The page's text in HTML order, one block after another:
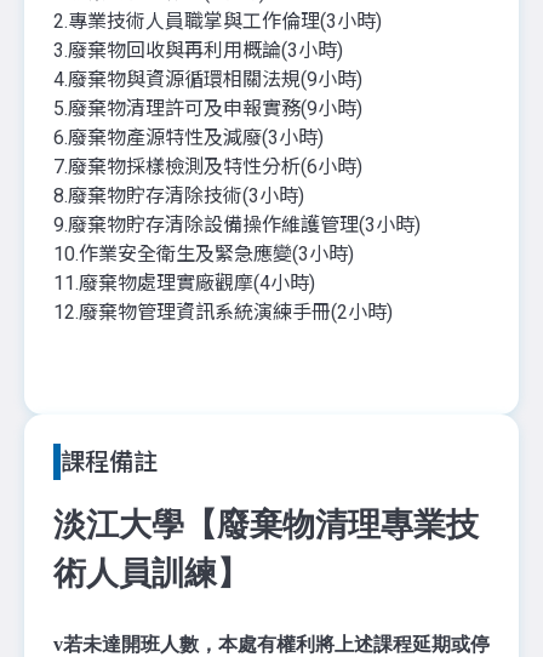
2.專業技術人員職掌與工作倫理(3小時)
3.廢棄物回收與再利用概論(3小時)
4.廢棄物與資源循環相關法規(9小時)
5.廢棄物清理許可及申報實務(9小時)
6.廢棄物產源特性及減廢(3小時)
7.廢棄物採樣檢測及特性分析(6小時)
8.廢棄物貯存清除技術(3小時)
9.廢棄物貯存清除設備操作維護管理(3小時)
10.作業安全衛生及緊急應變(3小時)
11.廢棄物處理實廠觀摩(4小時)
12.廢棄物管理資訊系統演練手冊(2小時)
課程備註
淡江大學【廢棄物清理專業技
術人員訓練】
v若未達開班人數，本處有權利將上述課程延期或停